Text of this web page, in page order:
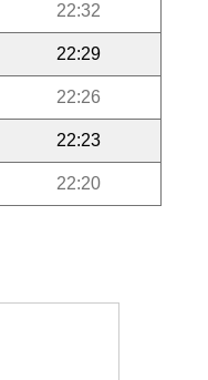
22:32
22:29
22:26
22:23
22:20